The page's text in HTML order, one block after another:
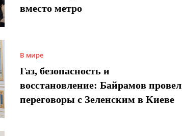
вместо метро
В мире
Газ, безопасность и
восстановление: Байрамов провел
переговоры с Зеленским в Киеве